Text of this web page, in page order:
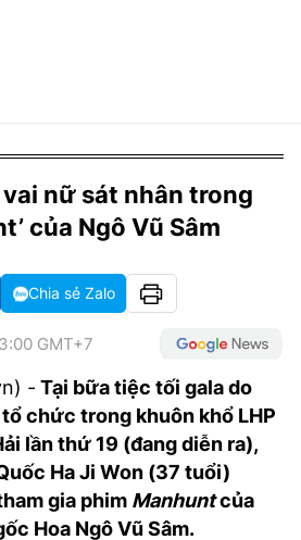
vai nữ sát nhân trong
của Ngô Vũ Sâm
Chia sẻ Zalo
GMT+7
- Tại bữa tiệc tối gala do
chức trong khuôn khổ LHP
lần thứ 19 (đang diễn ra),
Ha Ji Won (37 tuổi)
gia phim Manhuntcủa
Hoa Ngô Vũ Sâm.